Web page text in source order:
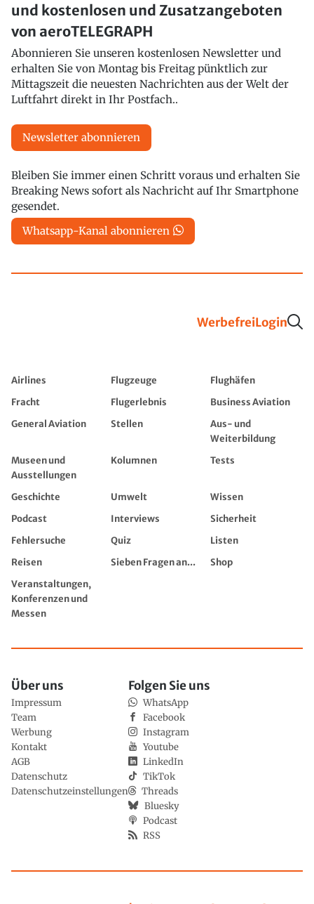
und kostenlosen und Zusatzangeboten
von aeroTELEGRAPH
Abonnieren Sie unseren kostenlosen Newsletter und
erhalten Sie von Montag bis Freitag pünktlich zur
Mittagszeit die neuesten Nachrichten aus der Welt der
Luftfahrt direkt in Ihr Postfach..
Newsletter abonnieren
Bleiben Sie immer einen Schritt voraus und erhalten Sie
Breaking News sofort als Nachricht auf Ihr Smartphone
gesendet.
Whatsapp-Kanal abonnieren
WerbefreiLogin
Airlines Flugzeuge
Flughäfen
Fracht
Flugerlebnis
Business Aviation
General Aviation
Stellen
Aus- und
Weiterbildung
Museen und
Ausstellungen
Kolumnen Tests
Geschichte Umwelt
Wissen
Podcast
Interviews
Sicherheit
Fehlersuche
Quiz
Listen
Reisen
Sieben Fragen an...
Shop
Veranstaltungen,
Konferenzen und
Messen
Über uns
Impressum
Team
Werbung
Kontakt
AGB
Datenschutz
Datenschutzeinstellungen
Folgen Sie uns
WhatsApp
Facebook
Instagram
Youtube
LinkedIn
TikTok
Threads
Bluesky
Podcast
RSS